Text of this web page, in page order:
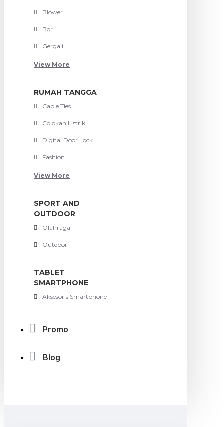
Blower
Bor
Gergaji
View More
RUMAH TANGGA
Cable Ties
Colokan Listrik
Digital Door Lock
Fashion
View More
SPORT AND
OUTDOOR
Olahraga
Outdoor
TABLET
SMARTPHONE
Aksesoris Smartphone
Promo
Blog